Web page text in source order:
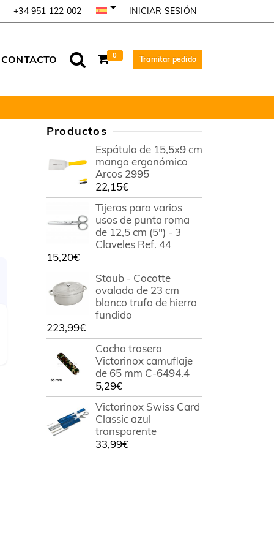
+34 951 122 002 INICIAR SESIÓN
CONTACTO 0 Tramitar pedido
Productos
Espátula de 15,5x9 cm
mango ergonómico
Arcos 2995
22,15€
Tijeras para varios
usos de punta roma
de 12,5 cm (5") - 3
Claveles Ref. 44
15,20€
Staub - Cocotte
ovalada de 23 cm
blanco trufa de hierro
fundido
223,99€
Cacha trasera
Victorinox camuflaje
de 65 mm C-6494.4
5,29€
Victorinox Swiss Card
Classic azul
transparente
33,99€